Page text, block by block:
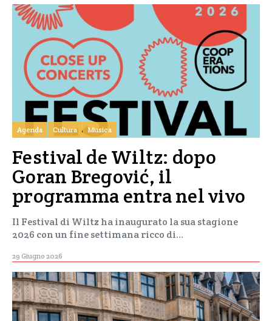
Agenda Cultura Musica
Festival de Wiltz: dopo
Goran Bregović, il
programma entra nel vivo
Il Festival di Wiltz ha inaugurato la sua stagione
2026 con un fine settimana ricco di…
29 Giugno 2026